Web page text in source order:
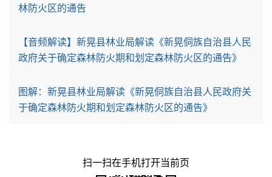
林防火区的通告
【音频解读】新晃县林业局解读《新晃侗族自治县人民
政府关于确定森林防火期和划定森林防火区的通告》
图解：新晃县林业局解读《新晃侗族自治县人民政府关
于确定森林防火期和划定森林防火区的通告》
扫一扫在手机打开当前页